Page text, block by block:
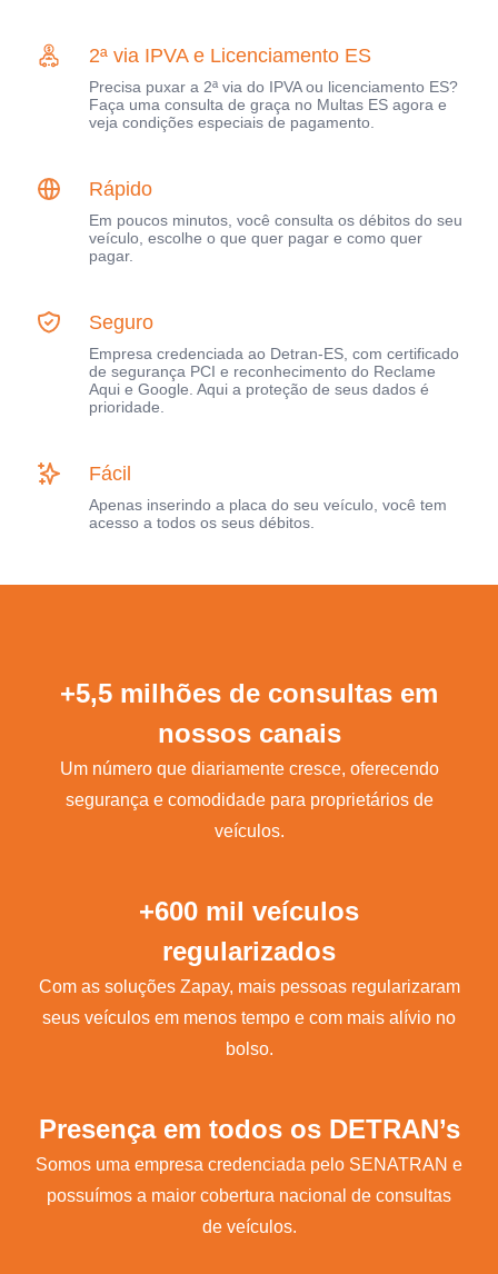
2ª via IPVA e Licenciamento ES
Precisa puxar a 2ª via do IPVA ou licenciamento ES?
Faça uma consulta de graça no Multas ES agora e
veja condições especiais de pagamento.
Rápido
Em poucos minutos, você consulta os débitos do seu
veículo, escolhe o que quer pagar e como quer
pagar.
Seguro
Empresa credenciada ao Detran-ES, com certificado
de segurança PCI e reconhecimento do Reclame
Aqui e Google. Aqui a proteção de seus dados é
prioridade.
Fácil
Apenas inserindo a placa do seu veículo, você tem
acesso a todos os seus débitos.
+5,5 milhões de consultas em
nossos canais
Um número que diariamente cresce, oferecendo
segurança e comodidade para proprietários de
veículos.
+600 mil veículos
regularizados
Com as soluções Zapay, mais pessoas regularizaram
seus veículos em menos tempo e com mais alívio no
bolso.
Presença em todos os DETRAN’s
Somos uma empresa credenciada pelo SENATRAN e
possuímos a maior cobertura nacional de consultas
de veículos.